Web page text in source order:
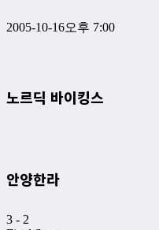
2005-10-16오후 7:00
노르딕 바이킹스
안양한라
3 - 2